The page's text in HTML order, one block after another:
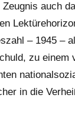
auch
– 1945 –
zu
in die